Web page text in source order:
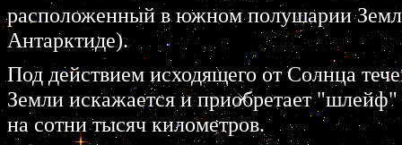
расположенный в южном полушарии
Антарктиде).
Под действием исходящего от Солнца
Земли искажается и приобретает
на сотни тысяч километров.